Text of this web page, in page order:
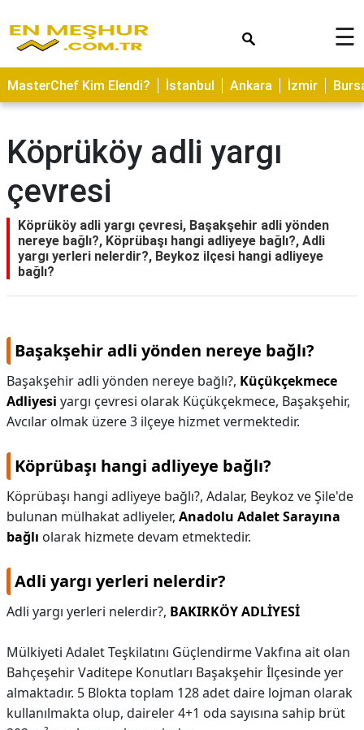
ASTROLOJİ
SAĞLIK
TARİFLERİ
GEZİLECEK
YERLER
CİLT
BAKIMI
NEDİR
HAMİLELİK
KAPLICALAR
İLETİŞİM
☰
MasterChef Kim Elendi? İstanbul Ankara İzmir
Köprüköy adli yargı
çevresi
Köprüköy adli yargı çevresi, Başakşehir adli yönden
nereye bağlı?, Köprübaşı hangi adliyeye bağlı?, Adli
yargı yerleri nelerdir?, Beykoz ilçesi hangi adliyeye
bağlı?
Başakşehir adli yönden nereye bağlı?
Başakşehir adli yönden nereye bağlı?, Küçükçekmece
Adliyesi yargı çevresi olarak Küçükçekmece, Başakşehir,
Avcılar olmak üzere 3 ilçeye hizmet vermektedir.
Köprübaşı hangi adliyeye bağlı?
Köprübaşı hangi adliyeye bağlı?, Adalar, Beykoz ve Şile'de
bulunan mülhakat adliyeler, Anadolu Adalet Sarayına
bağlı olarak hizmete devam etmektedir.
Adli yargı yerleri nelerdir?
Adli yargı yerleri nelerdir?, BAKIRKÖY ADLİYESİ
Mülkiyeti Adalet Teşkilatını Güçlendirme Vakfına ait olan
Bahçeşehir Vaditepe Konutları Başakşehir İlçesinde yer
almaktadır. 5 Blokta toplam 128 adet daire lojman olarak
kullanılmakta olup, daireler 4+1 oda sayısına sahip brüt